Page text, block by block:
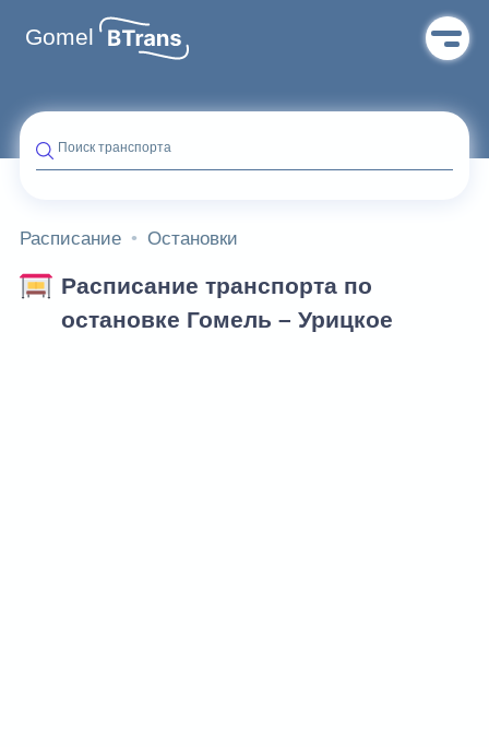
Gomel
Поиск транспорта
Расписание Остановки
Расписание транспорта по
остановке Гомель – Урицкое